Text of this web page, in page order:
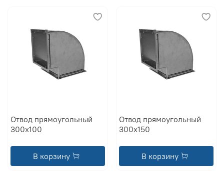
Отвод прямоугольный
300x100
В корзину
Отвод прямоугольный
300x150
В корзину